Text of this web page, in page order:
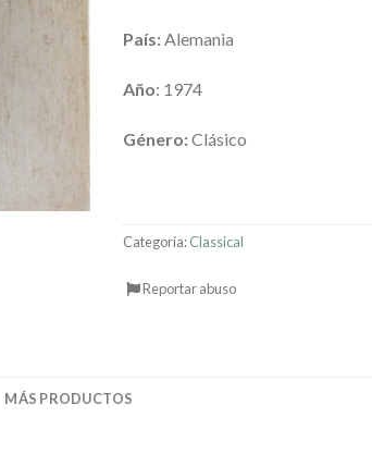
País:Alemania
Año: 1974
Género:Clásico
Categoría:Classical
Reportar abuso
MÁS PRODUCTOS